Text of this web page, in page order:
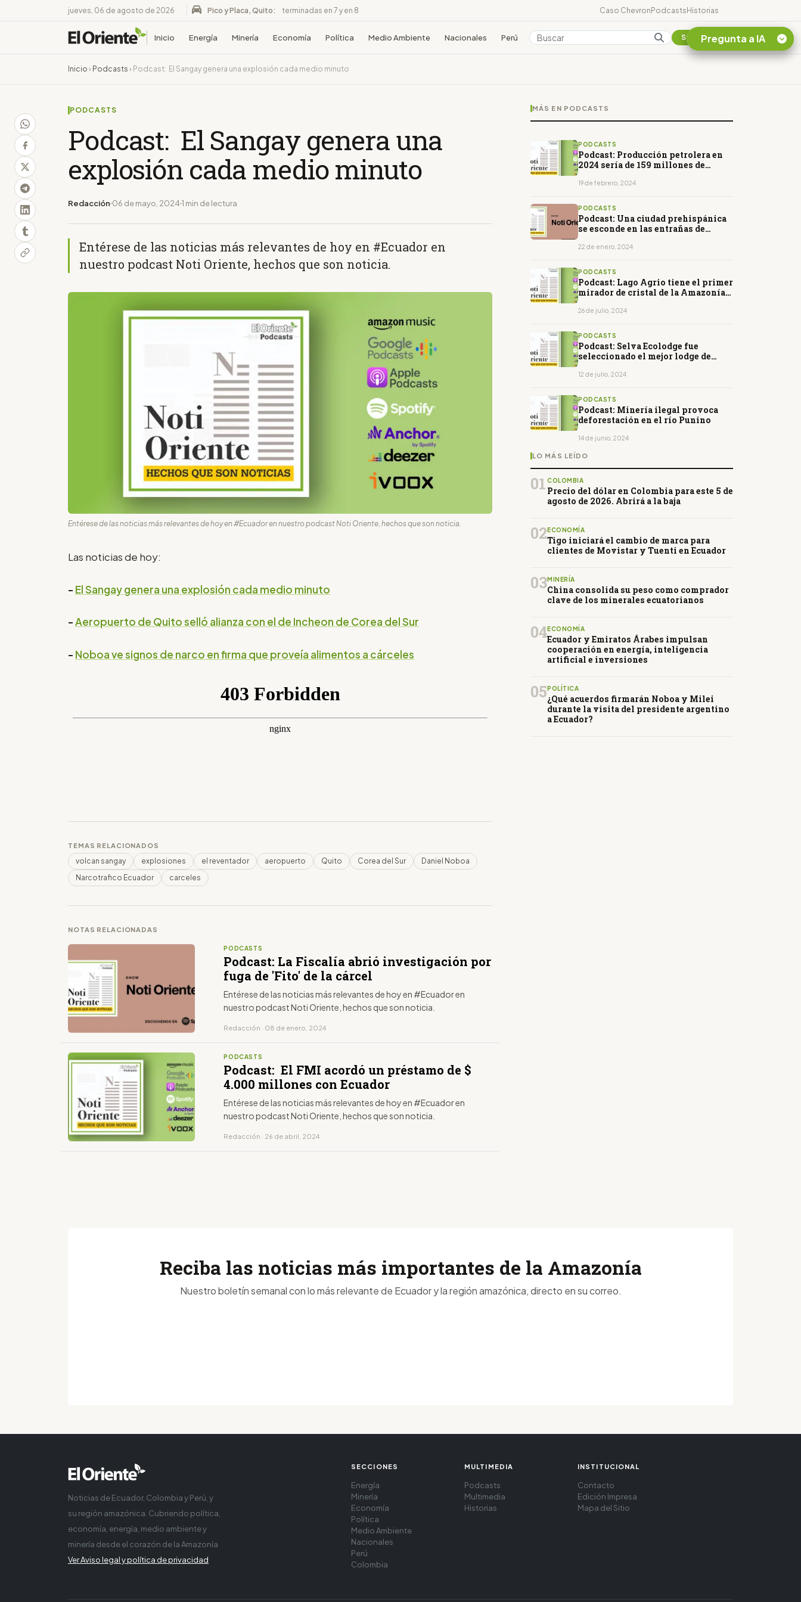
jueves, 06 de agosto de 2026 Pico y Placa, Quito: terminadas en 7 y en 8 Caso ChevronPodcastsHistorias
Inicio Energía Minería Economía Política Medio Ambiente Nacionales Perú Colombia Suscribirse
Inicio › Podcasts › Podcast: El Sangay genera una explosión cada medio minuto
PODCASTS
Podcast: El Sangay genera una
explosión cada medio minuto
Redacción 06 de mayo, 2024 1 min de lectura
Entérese de las noticias más relevantes de hoy en #Ecuador en
nuestro podcast Noti Oriente, hechos que son noticia.
Entérese de las noticias más relevantes de hoy en #Ecuador en nuestro podcast Noti Oriente, hechos que son noticia.
Las noticias de hoy:
- El Sangay genera una explosión cada medio minuto
-Aeropuerto de Quito selló alianza con el de Incheon de Corea del Sur
- Noboa ve signos de narco en firma que proveía alimentos a cárceles
TEMAS RELACIONADOS
volcan sangay explosiones el reventador aeropuerto Quito Corea del Sur
Daniel Noboa
Narcotrafico Ecuador
carceles
NOTAS RELACIONADAS
PODCASTS
Podcast: La Fiscalía abrió investigación por
fuga de 'Fito' de la cárcel
Entérese de las noticias más relevantes de hoy en #Ecuador en
nuestro podcast Noti Oriente, hechos que son noticia.
Redacción · 08 de enero, 2024
PODCASTS
Podcast: El FMI acordó un préstamo de $
4.000 millones con Ecuador
Entérese de las noticias más relevantes de hoy en #Ecuador en
nuestro podcast Noti Oriente, hechos que son noticia.
Redacción · 26 de abril, 2024
MÁS EN PODCASTS
PODCASTS
Podcast: Producción petrolera en
2024 sería de 159 millones de
19 de febrero, 2024
PODCASTS
Podcast: Una ciudad prehispánica
se esconde en las entrañas de
22 de enero, 2024
PODCASTS
Podcast: Lago Agrio tiene el primer
mirador de cristal de la Amazonía
26 de julio, 2024
PODCASTS
Podcast: Selva Ecolodge fue
seleccionado el mejor lodge de
12 de julio, 2024
PODCASTS
Podcast: Minería ilegal provoca
deforestación en el río Punino
14 de junio, 2024
LO MÁS LEÍDO
01 COLOMBIA
Precio del dólar en Colombia para este 5 de
agosto de 2026. Abrirá a la baja
02 ECONOMÍA
Tigo iniciará el cambio de marca para
clientes de Movistar y Tuenti en Ecuador
03MINERÍA
China consolida su peso como comprador
clave de los minerales ecuatorianos
04ECONOMÍA
Ecuador y Emiratos Árabes impulsan
cooperación en energía, inteligencia
artificial e inversiones
05 POLÍTICA
¿Qué acuerdos firmarán Noboa y Milei
durante la visita del presidente argentino
a Ecuador?
Pregunta a IA
¿En que consiste la
Reciba las noticias más importantes de la Amazonía
Nuestro boletín semanal con lo más relevante de Ecuador y la región amazónica, directo en su correo.
Noticias de Ecuador, Colombia y Perú, y
su región amazónica. Cubriendo política,
economía, energía, medio ambiente y
minería desde el corazón de la Amazonía
Ver Aviso legal y política de privacidad
SECCIONES
Energía
Minería
Economía
Política
Medio Ambiente
Nacionales
Perú
Colombia
MULTIMEDIA
Podcasts
Multimedia
Historias
INSTITUCIONAL
Contacto
Edición Impresa
Mapa del Sitio